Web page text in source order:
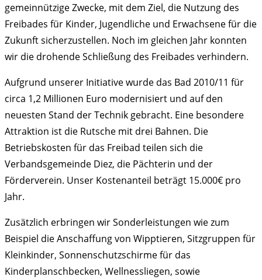
gemeinnützige Zwecke, mit dem Ziel, die Nutzung des
Freibades für Kinder, Jugendliche und Erwachsene für die
Zukunft sicherzustellen. Noch im gleichen Jahr konnten
wir die drohende Schließung des Freibades verhindern.
Aufgrund unserer Initiative wurde das Bad 2010/11 für
circa 1,2 Millionen Euro modernisiert und auf den
neuesten Stand der Technik gebracht. Eine besondere
Attraktion ist die Rutsche mit drei Bahnen. Die
Betriebskosten für das Freibad teilen sich die
Verbandsgemeinde Diez, die Pächterin und der
Förderverein. Unser Kostenanteil beträgt 15.000€ pro
Jahr.
Zusätzlich erbringen wir Sonderleistungen wie zum
Beispiel die Anschaffung von Wipptieren, Sitzgruppen für
Kleinkinder, Sonnenschutzschirme für das
Kinderplanschbecken, Wellnessliegen, sowie